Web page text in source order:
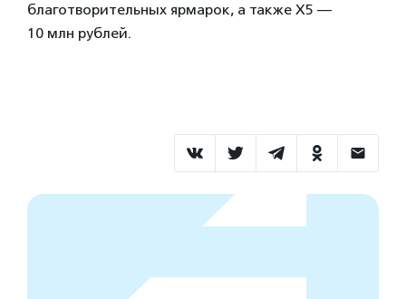
благотворительных ярмарок, а также Х5 —
10 млн рублей.